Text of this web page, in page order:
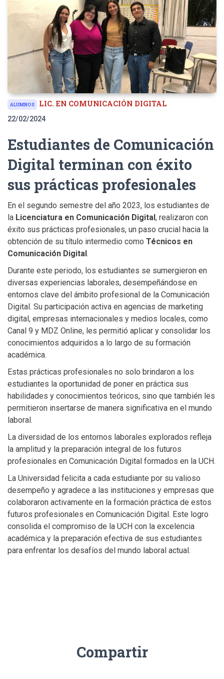
ALUMNOS LIC. EN COMUNICACIÓN DIGITAL
22/02/2024
Estudiantes de Comunicación
Digital terminan con éxito
sus prácticas profesionales
En el segundo semestre del año 2023, los estudiantes de
la Licenciatura en Comunicación Digital, realizaron con
éxito sus prácticas profesionales, un paso crucial hacia la
obtención de su título intermedio como Técnicos en
Comunicación Digital.
Durante este periodo, los estudiantes se sumergieron en
diversas experiencias laborales, desempeñándose en
entornos clave del ámbito profesional de la Comunicación
Digital. Su participación activa en agencias de marketing
digital, empresas internacionales y medios locales, como
Canal 9 y MDZ Online, les permitió aplicar y consolidar los
conocimientos adquiridos a lo largo de su formación
académica.
Estas prácticas profesionales no solo brindaron a los
estudiantes la oportunidad de poner en práctica sus
habilidades y conocimientos teóricos, sino que también les
permitieron insertarse de manera significativa en el mundo
laboral.
La diversidad de los entornos laborales explorados refleja
la amplitud y la preparación integral de los futuros
profesionales en Comunicación Digital formados en la UCH.
La Universidad felicita a cada estudiante por su valioso
desempeño y agradece a las instituciones y empresas que
colaboraron activamente en la formación práctica de estos
futuros profesionales en Comunicación Digital. Este logro
consolida el compromiso de la UCH con la excelencia
académica y la preparación efectiva de sus estudiantes
para enfrentar los desafíos del mundo laboral actual.
Compartir